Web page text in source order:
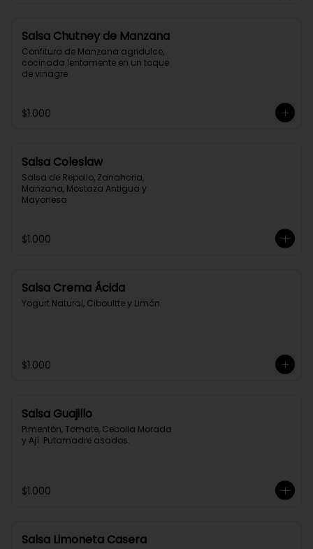
Salsa Chutney de Manzana
Confitura de Manzana agridulce,
cocinada lentamente en un toque
de vinagre
$1.000
Salsa Coleslaw
Salsa de Repollo, Zanahoria,
Manzana, Mostaza Antigua y
Mayonesa
$1.000
Salsa Crema Ácida
Yogurt Natural, Ciboultte y Limón
$1.000
Salsa Guajillo
Pimentón, Tomate, Cebolla Morada
y Ají  Putamadre asados.
$1.000
Salsa Limoneta Casera